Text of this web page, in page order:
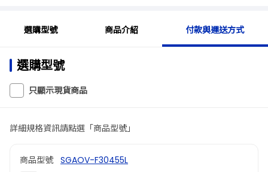
選購型號 商品介紹 付款與運送方式
選購型號
只顯示現貨商品
詳細規格資訊請點選「商品型號」
商品型號 SGAOV-F30455L